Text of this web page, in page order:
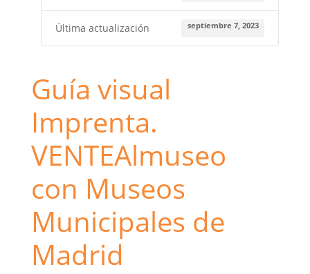
Última actualización septiembre 7, 2023
Guía visual
Imprenta.
VENTEAlmuseo
con Museos
Municipales de
Madrid